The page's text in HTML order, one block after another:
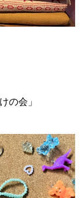
の会」